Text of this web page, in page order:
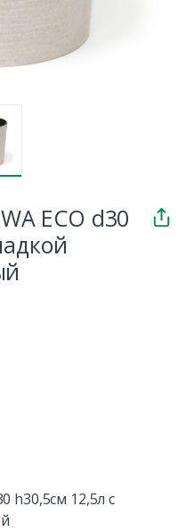
ECO d30
h30,5см 12,5л с